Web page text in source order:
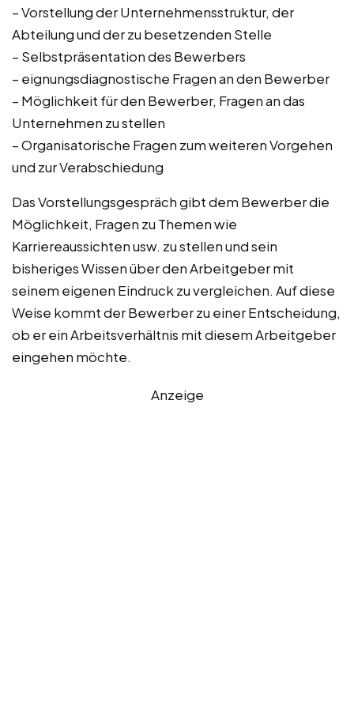
– Vorstellung der Unternehmensstruktur, der
Abteilung und der zu besetzenden Stelle
– Selbstpräsentation des Bewerbers
– eignungsdiagnostische Fragen an den Bewerber
– Möglichkeit für den Bewerber, Fragen an das
Unternehmen zu stellen
– Organisatorische Fragen zum weiteren Vorgehen
und zur Verabschiedung
Das Vorstellungsgespräch gibt dem Bewerber die
Möglichkeit, Fragen zu Themen wie
Karriereaussichten usw. zu stellen und sein
bisheriges Wissen über den Arbeitgeber mit
seinem eigenen Eindruck zu vergleichen. Auf diese
Weise kommt der Bewerber zu einer Entscheidung,
ob er ein Arbeitsverhältnis mit diesem Arbeitgeber
eingehen möchte.
Anzeige